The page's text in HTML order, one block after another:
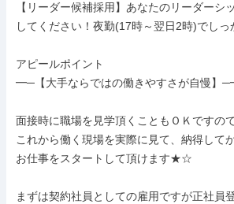
【リーダー候補採用】あなたのリーダーシ
してください！夜勤(17時～翌日2時)でし
アピールポイント
━─【大手ならではの働きやすさが自慢】
面接時に職場を見学頂くこともＯＫですの
これから働く現場を実際に見て、納得して
お仕事をスタートして頂けます★☆
まずは契約社員としての雇用ですが正社員